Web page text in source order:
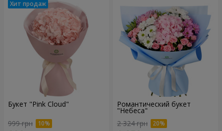
Букет "Pink Cloud"
999 грн
Романтический букет
"Небеса"
2 324 грн